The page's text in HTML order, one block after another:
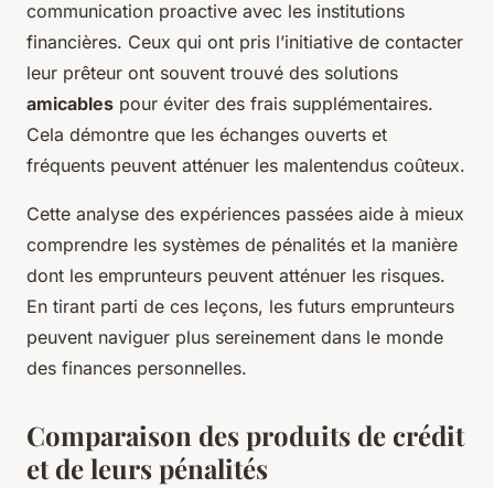
communication proactive avec les institutions
financières. Ceux qui ont pris l’initiative de contacter
leur prêteur ont souvent trouvé des solutions
amicables pour éviter des frais supplémentaires.
Cela démontre que les échanges ouverts et
fréquents peuvent atténuer les malentendus coûteux.
Cette analyse des expériences passées aide à mieux
comprendre les systèmes de pénalités et la manière
dont les emprunteurs peuvent atténuer les risques.
En tirant parti de ces leçons, les futurs emprunteurs
peuvent naviguer plus sereinement dans le monde
des finances personnelles.
Comparaison des produits de crédit
et de leurs pénalités